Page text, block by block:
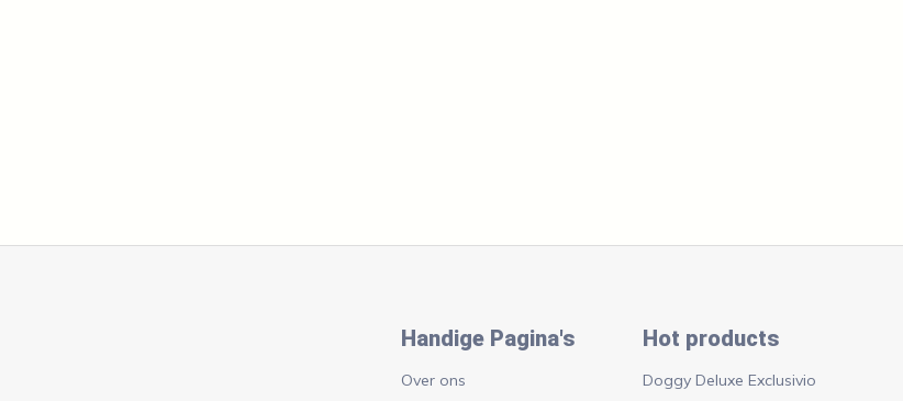
Handige Pagina's
Over ons
Hot products
Doggy Deluxe Exclusivio